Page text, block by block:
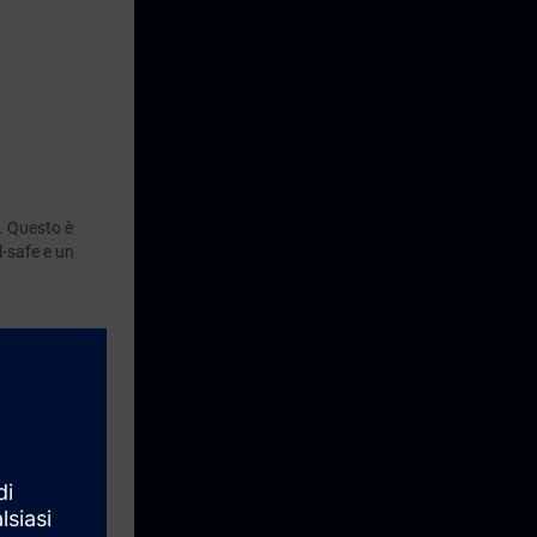
Questo è
safe e un
200S fail-